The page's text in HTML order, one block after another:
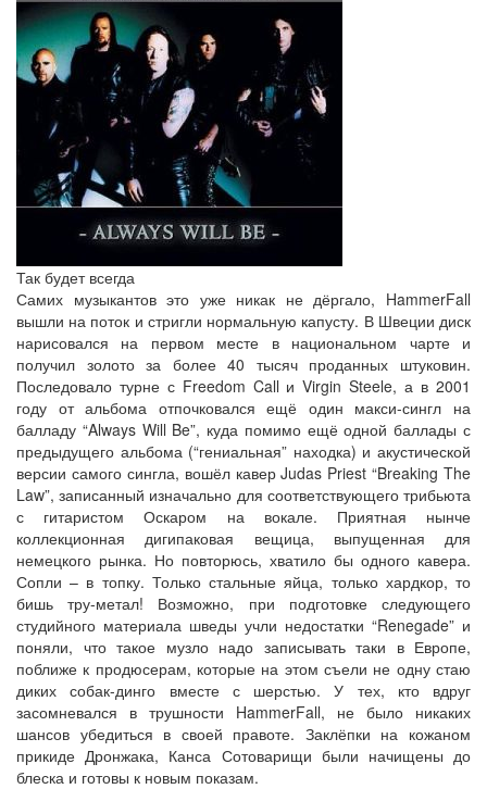
Так будет всегда
Самих музыкантов это уже никак не дёргало, HammerFall
вышли на поток и стригли нормальную капусту. В Швеции диск
нарисовался на первом месте в национальном чарте и
получил золото за более 40 тысяч проданных штуковин.
Последовало турне с Freedom Call и Virgin Steele, а в 2001
году от альбома отпочковался ещё один макси-сингл на
балладу “Always Will Be”, куда помимо ещё одной баллады с
предыдущего альбома (“гениальная” находка) и акустической
версии самого сингла, вошёл кавер Judas Priest “Breaking The
Law”, записанный изначально для соответствующего трибьюта
с гитаристом Оскаром на вокале. Приятная нынче
коллекционная дигипаковая вещица, выпущенная для
немецкого рынка. Но повторюсь, хватило бы одного кавера.
Сопли – в топку. Только стальные яйца, только хардкор, то
бишь тру-метал! Возможно, при подготовке следующего
студийного материала шведы учли недостатки “Renegade” и
поняли, что такое музло надо записывать таки в Европе,
поближе к продюсерам, которые на этом съели не одну стаю
диких собак-динго вместе с шерстью. У тех, кто вдруг
засомневался в трушности HammerFall, не было никаких
шансов убедиться в своей правоте. Заклёпки на кожаном
прикиде Дронжака, Канса Сотоварищи были начищены до
блеска и готовы к новым показам.